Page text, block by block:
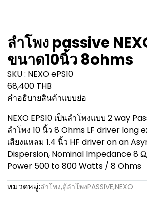
ลำโพง passive
ขนาด10นิ้ว 8ohms
SKU : NEXO ePS10
68,400 THB
คำอธิบายสินค้าแบบย่อ
NEXO EPS10 เป็นลำโพงแบบ 2 way
ลำโพง 10 นิ้ว 8 Ohms LF driver long
เสียงแหลม 1.4 นิ้ว HF driver on an
Dispersion, Nominal Impedance 8
Power 500 to 800 Watts / 8 Ohms
หมวดหมู่:ลำโพง,ตู้ลำโพงPASSIVE,NEXO